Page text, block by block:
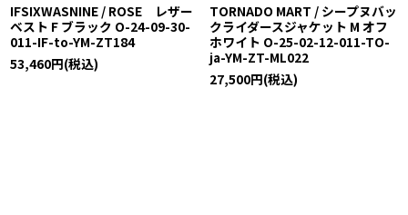
IFSIXWASNINE / ROSE レザー
ベスト F ブラック O-24-09-30-
011-IF-to-YM-ZT184
53,460円(税込)
TORNADO MART / シープヌバッ
クライダースジャケット M オフ
ホワイト O-25-02-12-011-TO-
ja-YM-ZT-ML022
27,500円(税込)